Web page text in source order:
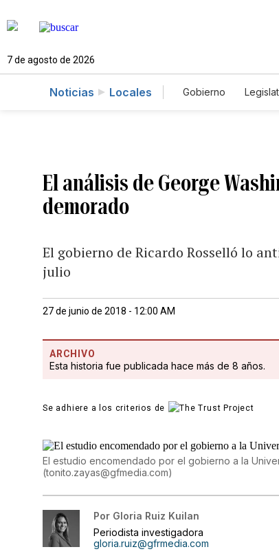
7 de agosto de 2026
Noticias Locales Gobierno
El análisis de George
demorado
El gobierno de Ricardo Rosselló lo
julio
27 de junio de 2018 - 12:00 AM
ARCHIVO
Esta historia fue publicada hace más de 8 años.
Se adhiere a los criterios de
El estudio encomendado por el gobierno a la
(tonito.zayas@gfmedia.com)
Por Gloria Ruiz Kuilan
Periodista investigadora
gloria.ruiz@gfrmedia.com